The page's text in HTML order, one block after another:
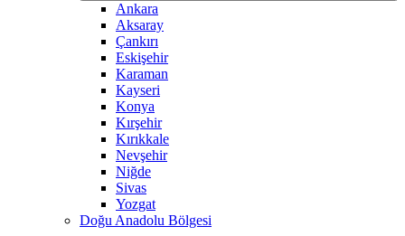
Ankara
Aksaray
Çankırı
Eskişehir
Karaman
Kayseri
Konya
Kırşehir
Kırıkkale
Nevşehir
Niğde
Sivas
Yozgat
Doğu Anadolu Bölgesi